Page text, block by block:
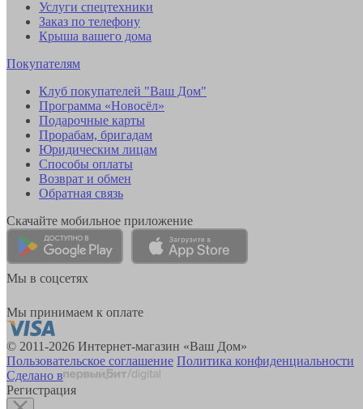
Услуги спецтехники
Заказ по телефону
Крыша вашего дома
Покупателям
Клуб покупателей "Ваш Дом"
Программа «Новосёл»
Подарочные карты
Прорабам, бригадам
Юридическим лицам
Способы оплаты
Возврат и обмен
Обратная связь
Скачайте мобильное приложение
Мы в соцсетях
Мы принимаем к оплате
© 2011-2026 Интернет-магазин «Ваш Дом»
Пользовательское соглашение Политика конфиденциальности
Сделано в
Регистрация